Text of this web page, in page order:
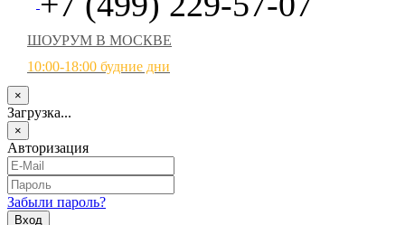
ШОУРУМ В МОСКВЕ
10:00-18:00 будние дни
×
Загрузка...
×
Авторизация
Забыли пароль?